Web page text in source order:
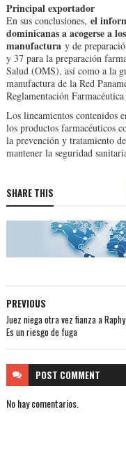
Principal exportador
En sus conclusiones, el
dominicanas a acogerse a
manufacturay de
y 37 para la preparación
Salud (OMS), así como a la
manufactura de la Red
Reglamentación
Los lineamientos contenidos
los productos farmacéuticos
la prevención y tratamiento
mantener la seguridad
SHARE THIS
PREVIOUS
Juez niega otra vez fianza a
Es un riesgo de fuga
POST COMMENT
No hay comentarios.